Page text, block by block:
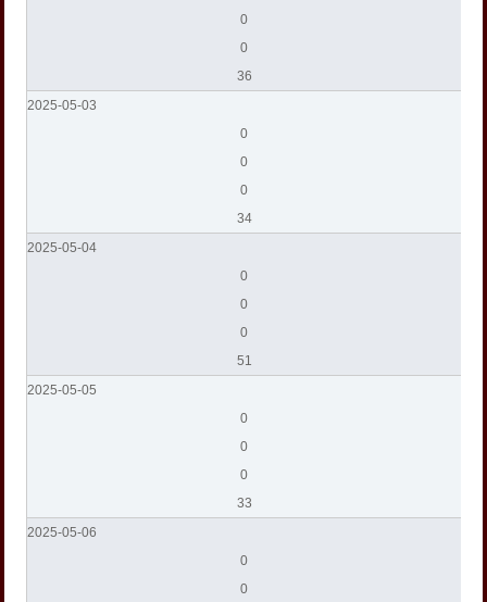
0
0
36
2025-05-03
0
0
0
34
2025-05-04
0
0
0
51
2025-05-05
0
0
0
33
2025-05-06
0
0